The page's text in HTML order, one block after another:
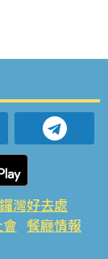
灣好去處
餐廳情報